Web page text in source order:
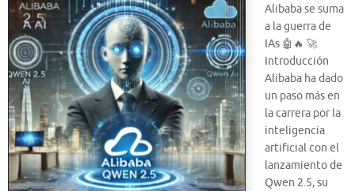
Alibaba se suma
a la guerra de
IAs 🤖🔥 🚀
Introducción
Alibaba ha dado
un paso más en
la carrera por la
inteligencia
artificial con el
lanzamiento de
Qwen 2.5, su